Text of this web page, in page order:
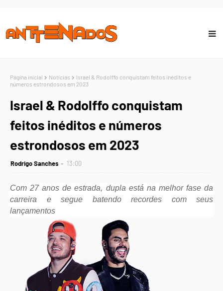
Página inicial Notícias
Israel & Rodolffo conquistam feitos inéditos e
números estrondosos em 2023
Israel & Rodolffo conquistam
feitos inéditos e números
estrondosos em 2023
Rodrigo Sanches 13:00
Com 27 anos de estrada, dupla está na melhor fase da
carreira e segue batendo recordes com seus
lançamentos